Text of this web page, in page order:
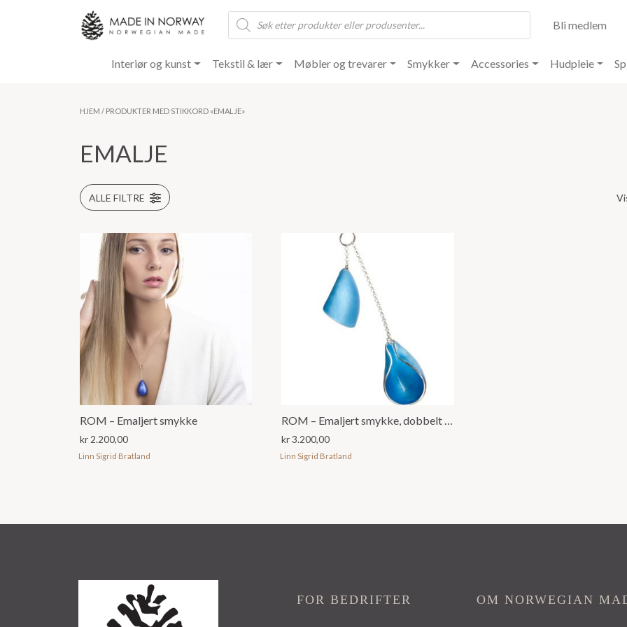
Products
search
Bli medlem
Interiør og kunst Tekstil & lær Møbler og trevarer Smykker Accessories Hudpleie
HJEM / PRODUKTER MED STIKKORD «EMALJE»
EMALJE
ALLE FILTRE
ROM – Emaljert smykke
kr 2.200,00
Linn Sigrid Bratland
kr3.200,00
Linn Sigrid Bratland
FOR BEDRIFTER OM NORWEGIAN